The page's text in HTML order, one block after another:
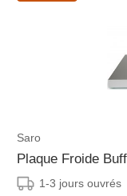
Saro
Plaque Froide
1-3 jours ouvrés